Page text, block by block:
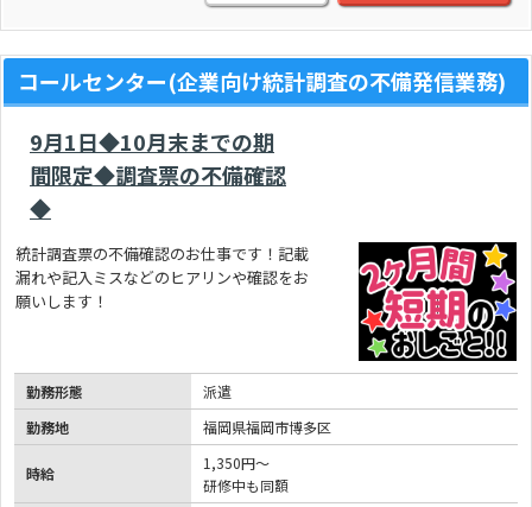
コールセンター(企業向け統計調査の不備発信業務)
9月1日◆10月末までの期
間限定◆調査票の不備確認
◆
統計調査票の不備確認のお仕事です！記載
漏れや記入ミスなどのヒアリンや確認をお
願いします！
勤務形態
派遣
勤務地
福岡県福岡市博多区
時給
1,350円～
研修中も同額